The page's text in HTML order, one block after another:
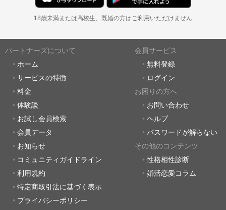
18歳未満または高校生、既婚の方はご利用いただけません
パートナーズについて
ホーム
サービスの特徴
料金
体験談
お試し会員検索
会員データ
お知らせ
コミュニティガイドライン
利用規約
特定商取引法に基づく表示
プライバシーポリシー
会員サービス
無料登録
ログイン
お困りの方へ
お問い合わせ
ヘルプ
パスワードが解らない
その他のコンテンツ
性格相性診断
婚活恋愛コラム